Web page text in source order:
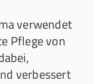
verwendet
Pflege von
verbessert